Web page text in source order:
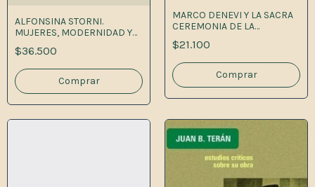
ALFONSINA STORNI.
MUJERES, MODERNIDAD Y
LITERATURA
$36.500
MARCO DENEVI Y LA SACRA
CEREMONIA DE LA
ESCRITURA 1A.ED
$21.100